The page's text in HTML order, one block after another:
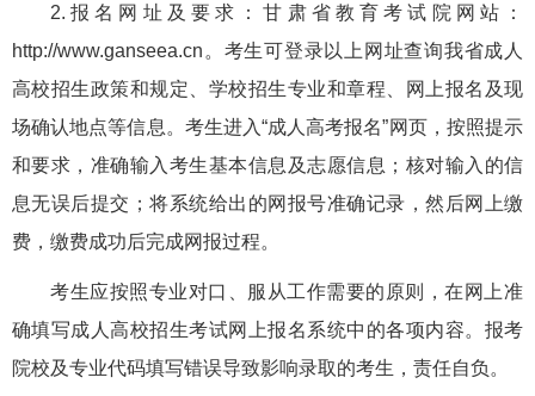
2.报名网址及要求：甘肃省教育考试院网站：
http://www.ganseea.cn。考生可登录以上网址查询我省成人
高校招生政策和规定、学校招生专业和章程、网上报名及现
场确认地点等信息。考生进入“成人高考报名”网页，按照提示
和要求，准确输入考生基本信息及志愿信息；核对输入的信
息无误后提交；将系统给出的网报号准确记录，然后网上缴
费，缴费成功后完成网报过程。
考生应按照专业对口、服从工作需要的原则，在网上准
确填写成人高校招生考试网上报名系统中的各项内容。报考
院校及专业代码填写错误导致影响录取的考生，责任自负。